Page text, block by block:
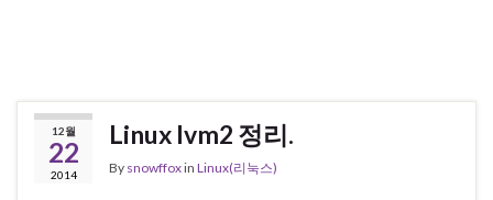
12월
22
2014
Linux lvm2 정리.
By snowffoxin Linux(리눅스)